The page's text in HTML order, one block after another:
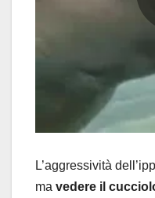
L’aggressività
ma vedere il